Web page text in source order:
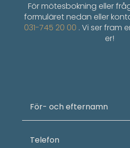
För mötesbokning eller
formuläret nedan eller
031-745 20 00 . Vi ser fram
er!